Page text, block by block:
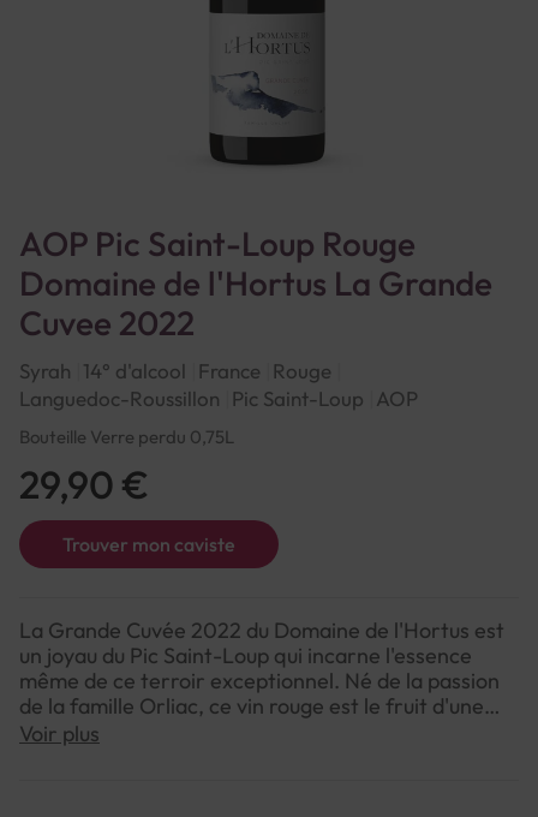
AOP Pic Saint-Loup Rouge
Domaine de l'Hortus La Grande
Cuvee 2022
Syrah 14° d'alcool France
Rouge
Languedoc-Roussillon
Pic Saint-Loup AOP
Bouteille Verre perdu 0,75L
Trouver mon caviste
29,90 €
La Grande Cuvée 2022 du Domaine de l'Hortus est
un joyau du Pic Saint-Loup qui incarne l'essence
même de ce terroir exceptionnel. Né de la passion
de la famille Orliac, ce vin rouge est le fruit d'une
rencontre entre deux terroirs aux caractéristiques
Voir plus